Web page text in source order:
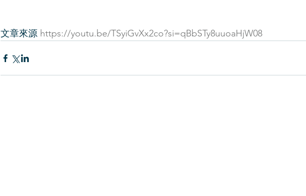
文章來源 https://youtu.be/TSyiGvXx2co?si=qBbSTy8uuoaHjW08